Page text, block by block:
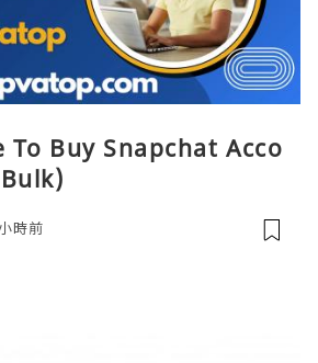
To Buy Snapchat Acco
時前